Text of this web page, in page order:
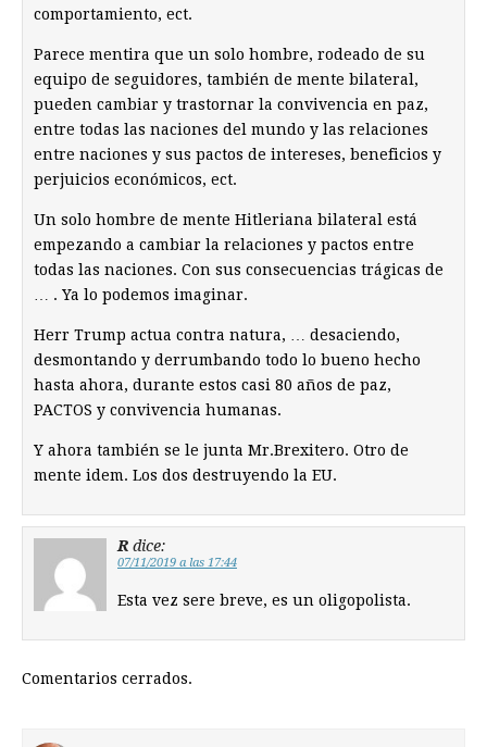
comportamiento, ect.
Parece mentira que un solo hombre, rodeado de su
equipo de seguidores, también de mente bilateral,
pueden cambiar y trastornar la convivencia en paz,
entre todas las naciones del mundo y las relaciones
entre naciones y sus pactos de intereses, beneficios y
perjuicios económicos, ect.
Un solo hombre de mente Hitleriana bilateral está
empezando a cambiar la relaciones y pactos entre
todas las naciones. Con sus consecuencias trágicas de
… . Ya lo podemos imaginar.
Herr Trump actua contra natura, … desaciendo,
desmontando y derrumbando todo lo bueno hecho
hasta ahora, durante estos casi 80 años de paz,
PACTOS y convivencia humanas.
Y ahora también se le junta Mr.Brexitero. Otro de
mente idem. Los dos destruyendo la EU.
R dice:
07/11/2019 a las 17:44
Esta vez sere breve, es un oligopolista.
Comentarios cerrados.